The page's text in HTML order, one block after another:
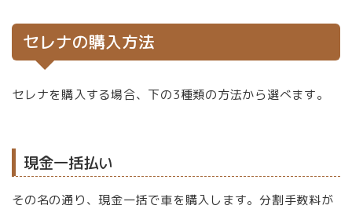
セレナの購入方法
セレナを購入する場合、下の3種類の方法から選べます。
現金一括払い
その名の通り、現金一括で車を購入します。分割手数料が